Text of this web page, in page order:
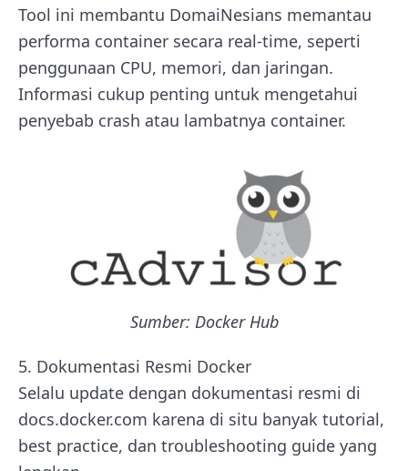
Tool ini membantu DomaiNesians memantau
performa container secara real-time, seperti
penggunaan CPU, memori, dan jaringan.
Informasi cukup penting untuk mengetahui
penyebab crash atau lambatnya container.
Sumber: Docker Hub
5. Dokumentasi Resmi Docker
Selalu update dengan dokumentasi resmi di
docs.docker.com karena di situ banyak tutorial,
best practice, dan troubleshooting guide yang